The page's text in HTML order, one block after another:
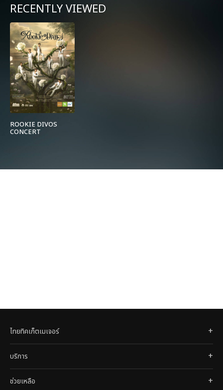
RECENTLY VIEWED
ROOKIE DIVOS
CONCERT
ไทยทิคเก็ตเมเจอร์
บริการ
ช่วยเหลือ